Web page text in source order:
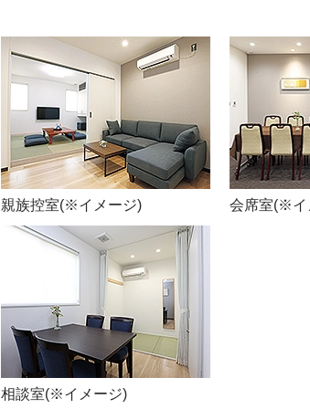
親族控室(※イメージ) 会席室(※イ
相談室(※イメージ)